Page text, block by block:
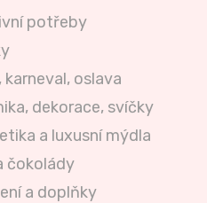
potřeby
karneval, oslava
dekorace, svíčky
a luxusní mýdla
čokolády
a doplňky